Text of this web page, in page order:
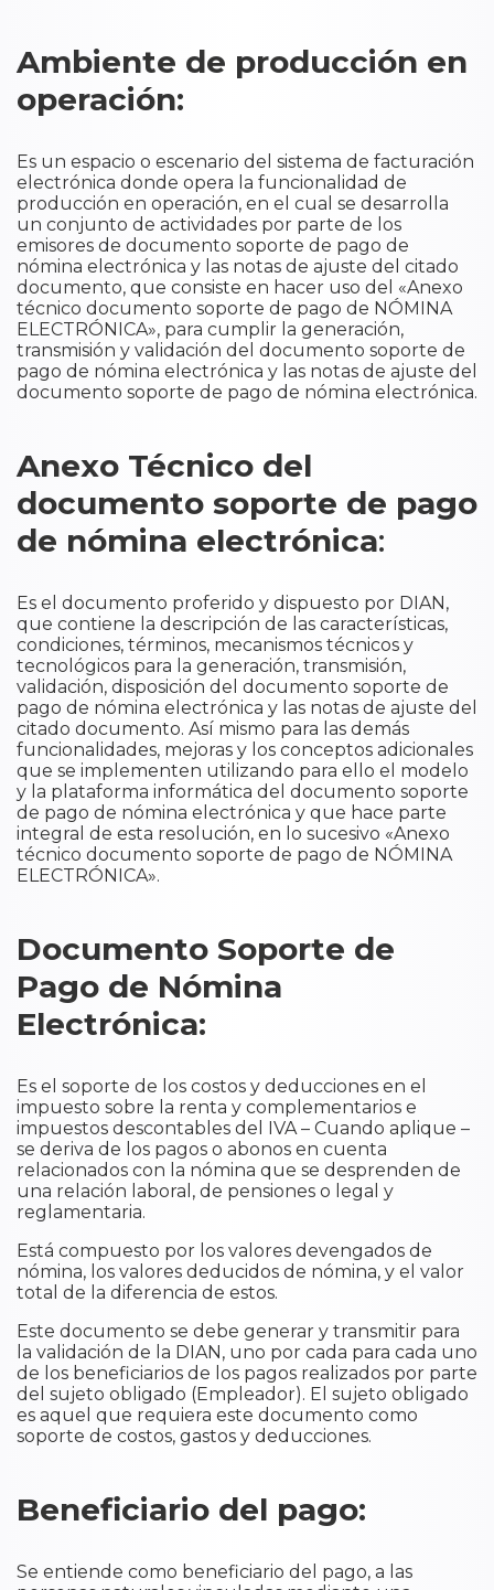
Ambiente de producción en
operación:
Es un espacio o escenario del sistema de facturación
electrónica donde opera la funcionalidad de
producción en operación, en el cual se desarrolla
un conjunto de actividades por parte de los
emisores de documento soporte de pago de
nómina electrónica y las notas de ajuste del citado
documento, que consiste en hacer uso del «Anexo
técnico documento soporte de pago de NÓMINA
ELECTRÓNICA», para cumplir la generación,
transmisión y validación del documento soporte de
pago de nómina electrónica y las notas de ajuste del
documento soporte de pago de nómina electrónica.
Anexo Técnico del
documento soporte de pago
de nómina electrónica:
Es el documento proferido y dispuesto por DIAN,
que contiene la descripción de las características,
condiciones, términos, mecanismos técnicos y
tecnológicos para la generación, transmisión,
validación, disposición del documento soporte de
pago de nómina electrónica y las notas de ajuste del
citado documento. Así mismo para las demás
funcionalidades, mejoras y los conceptos adicionales
que se implementen utilizando para ello el modelo
y la plataforma informática del documento soporte
de pago de nómina electrónica y que hace parte
integral de esta resolución, en lo sucesivo «Anexo
técnico documento soporte de pago de NÓMINA
ELECTRÓNICA».
Documento Soporte de
Pago de Nómina
Electrónica:
Es el soporte de los costos y deducciones en el
impuesto sobre la renta y complementarios e
impuestos descontables del IVA – Cuando aplique –
se deriva de los pagos o abonos en cuenta
relacionados con la nómina que se desprenden de
una relación laboral, de pensiones o legal y
reglamentaria.
Está compuesto por los valores devengados de
nómina, los valores deducidos de nómina, y el valor
total de la diferencia de estos.
Este documento se debe generar y transmitir para
la validación de la DIAN, uno por cada para cada uno
de los beneficiarios de los pagos realizados por parte
del sujeto obligado (Empleador). El sujeto obligado
es aquel que requiera este documento como
soporte de costos, gastos y deducciones.
Beneficiario del pago:
Se entiende como beneficiario del pago, a las